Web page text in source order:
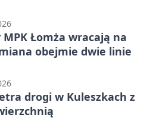
Łomża wracają na
obejmie dwie linie
drogi w Kuleszkach z